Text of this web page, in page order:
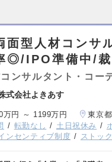
面型人材コン
◎/IPO準備中/
コンサルタント・コー
式会社よきあす
万円 ～ 1199万円 東京都
転勤なし 土日祝休み
ンセンティブ制度 ストッ